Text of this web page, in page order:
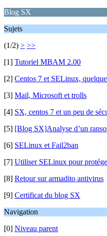
Blog SX
Sujets
(1/2) > >>
[1] Tutoriel MBAM 2.00
[2] Centos 7 et SELinux,
[3] Mail, Microsoft et trolls
[4] SX, centos 7 et un peu de
[5] [Blog SX]Analyse d’un
[6] SELinux et Fail2ban
[7] Utiliser SELinux pour
[8] Retour sur armadito antivirus
[9] Certificat du blog SX
Navigation
[0] Niveau parent